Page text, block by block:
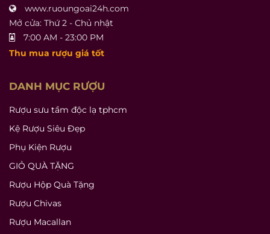
www.ruoungoai24h.com
Mở cửa: Thứ 2 - Chủ nhật
7:00 AM - 23:00 PM
Thu mua rượu giá tốt
DANH MỤC RƯỢU
Rượu sưu tầm độc lạ tphcm
Kệ Rượu Siêu Đẹp
Phụ Kiện Rượu
GIỎ QUÀ TẶNG
Rượu Hộp Quà Tặng
Rượu Chivas
Rượu Macallan